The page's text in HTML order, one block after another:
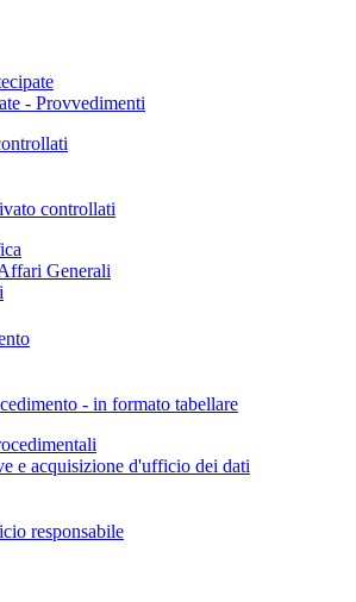
- Provvedimenti
controllati
Generali
- in formato tabellare
e acquisizione d'ufficio dei dati
responsabile